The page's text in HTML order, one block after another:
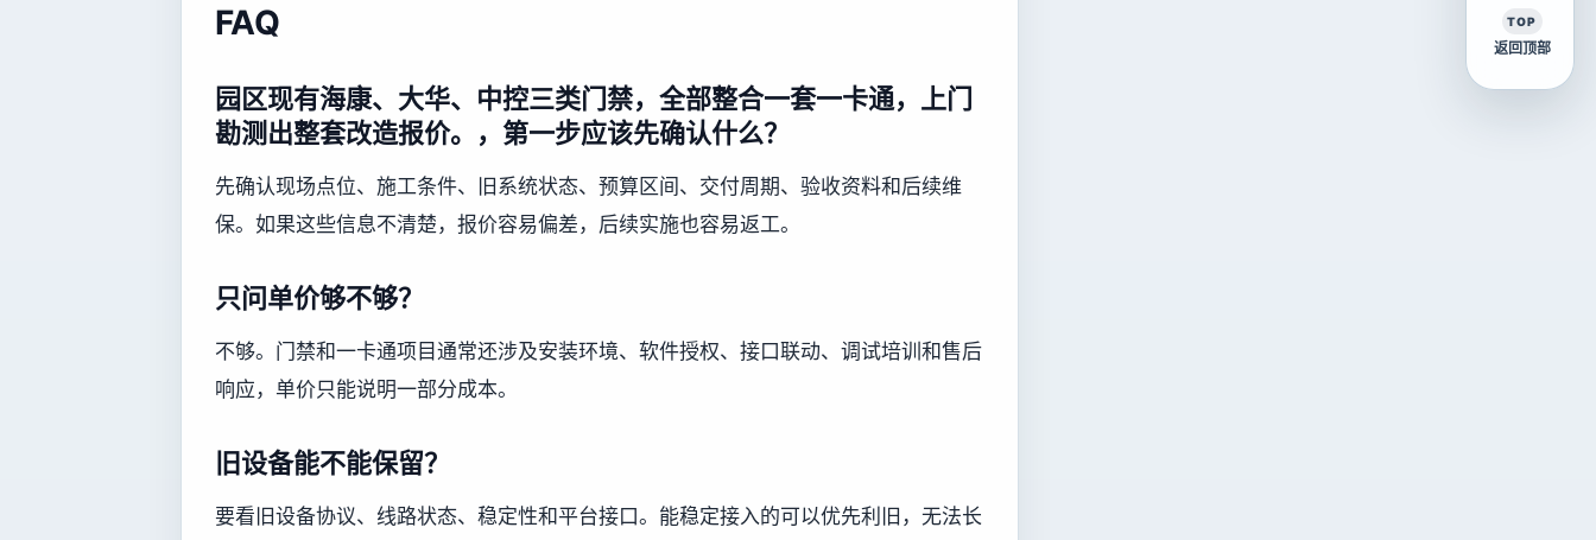
FAQ
园区现有海康、大华、中控三类门禁，全部整合一套一卡通，上门
勘测出整套改造报价。，第一步应该先确认什么？
先确认现场点位、施工条件、旧系统状态、预算区间、交付周期、验收资料和后续维
保。如果这些信息不清楚，报价容易偏差，后续实施也容易返工。
只问单价够不够？
不够。门禁和一卡通项目通常还涉及安装环境、软件授权、接口联动、调试培训和售后
响应，单价只能说明一部分成本。
旧设备能不能保留？
要看旧设备协议、线路状态、稳定性和平台接口。能稳定接入的可以优先利旧，无法长
TOP
返回顶部